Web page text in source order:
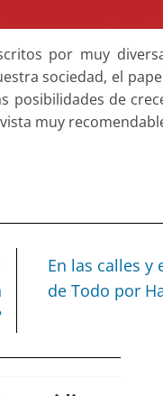
por muy
sociedad, el
posibilidades de
muy
En las calles y
de Todo por